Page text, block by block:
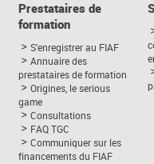
Prestataires de
formation
S'enregistrer au FIAF
Annuaire des
prestataires de formation
Origines, le serious
game
Consultations
FAQ TGC
Communiquer sur les
financements du FIAF